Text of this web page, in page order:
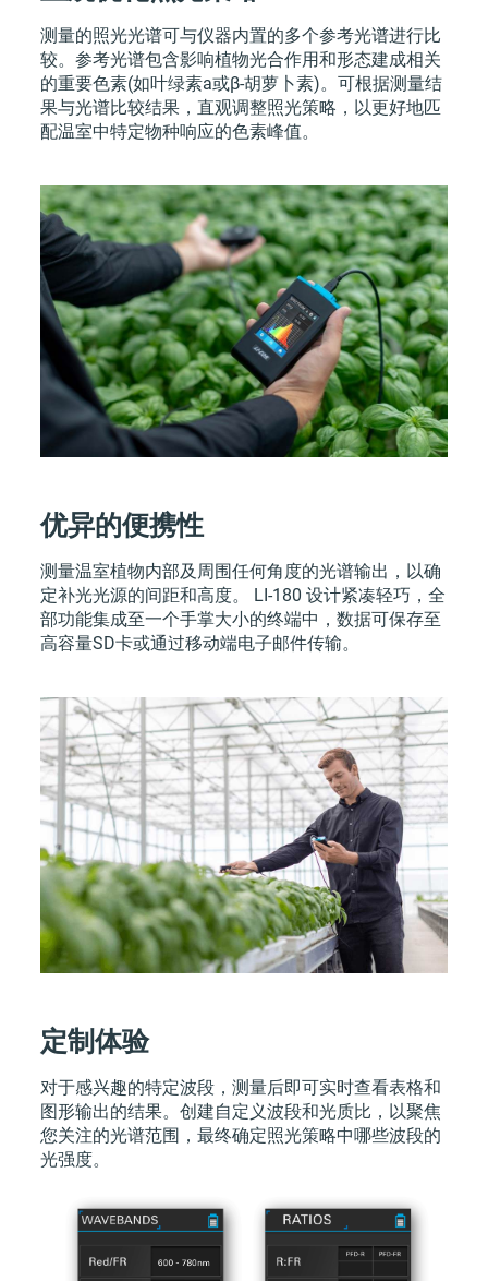
测量的照光光谱可与仪器内置的多个参考光谱进行比
较。参考光谱包含影响植物光合作用和形态建成相关
的重要色素(如叶绿素a或β-胡萝卜素)。可根据测量结
果与光谱比较结果，直观调整照光策略，以更好地匹
配温室中特定物种响应的色素峰值。
优异的便携性
测量温室植物内部及周围任何角度的光谱输出，以确
定补光光源的间距和高度。 LI-180 设计紧凑轻巧，全
部功能集成至一个手掌大小的终端中，数据可保存至
高容量SD卡或通过移动端电子邮件传输。
定制体验
对于感兴趣的特定波段，测量后即可实时查看表格和
图形输出的结果。创建自定义波段和光质比，以聚焦
您关注的光谱范围，最终确定照光策略中哪些波段的
光强度。